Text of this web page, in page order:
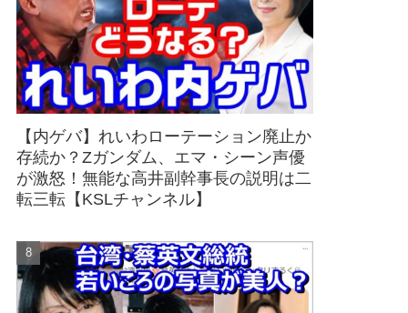
【内ゲバ】れいわローテーション廃止か
存続か？Zガンダム、エマ・シーン声優
が激怒！無能な高井副幹事長の説明は二
転三転【KSLチャンネル】